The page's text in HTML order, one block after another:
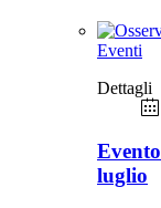
Eventi
Dettagli
luglio